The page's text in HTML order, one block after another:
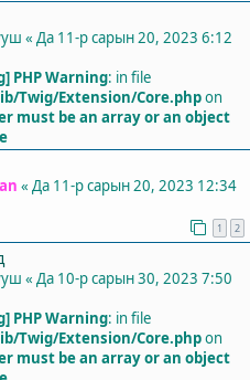
« Да 11-р сарын 20, 2023 6:12
PHP Warning: in file
Twig/Extension/Core.phpon
must be an array or an object
« Да 11-р сарын 20, 2023 12:34
1 2
« Да 10-р сарын 30, 2023 7:50
PHP Warning: in file
Twig/Extension/Core.phpon
must be an array or an object